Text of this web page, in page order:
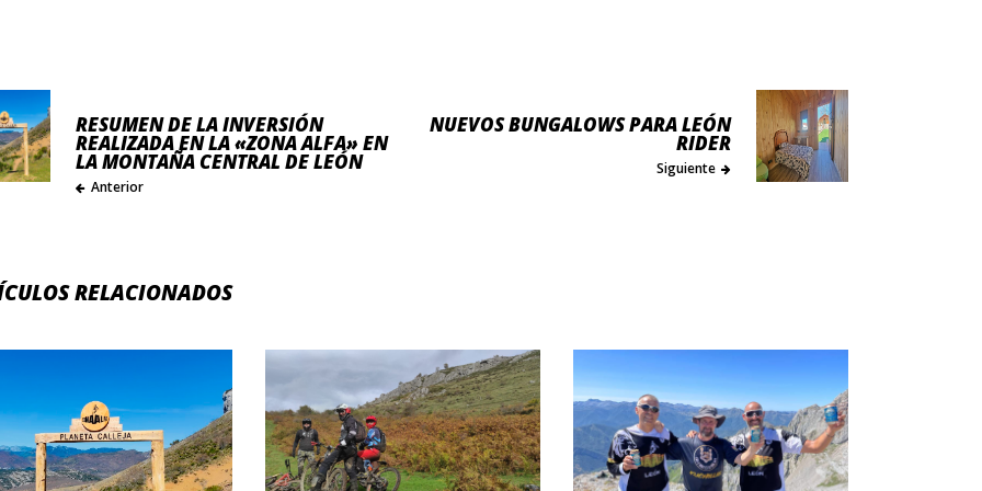
RESUMEN DE LA INVERSIÓN
REALIZADA EN LA «ZONA ALFA» EN
LA MONTAÑA CENTRAL DE LEÓN
Anterior
NUEVOS BUNGALOWS PARA LEÓN
RIDER
Siguiente
RELACIONADOS